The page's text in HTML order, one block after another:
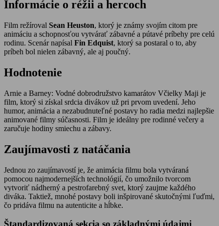
Informácie o réžii a hercoch
Film režíroval Sean Heuston, ktorý je známy svojím citom pre
animáciu a schopnosťou vytvárať zábavné a pútavé príbehy pre celú
rodinu. Scenár napísal Fin Edquist, ktorý sa postaral o to, aby
príbeh bol nielen zábavný, ale aj poučný.
Hodnotenie
Arnie a Barney: Vodné dobrodružstvo kamarátov Včielky Maji je
film, ktorý si získal srdcia divákov už pri prvom uvedení. Jeho
humor, animácia a nezabudnuteľné postavy ho radia medzi najlepšie
animované filmy súčasnosti. Film je ideálny pre rodinné večery a
zaručuje hodiny smiechu a zábavy.
Zaujímavosti z natáčania
Jednou zo zaujímavostí je, že animácia filmu bola vytváraná
pomocou najmodernejších technológií, čo umožnilo tvorcom
vytvoriť nádherný a pestrofarebný svet, ktorý zaujme každého
diváka. Taktiež, mnohé postavy boli inšpirované skutočnými ľuďmi,
čo pridáva filmu na autenticite a hĺbke.
Štandardizovaná sekcia so základnými údajmi